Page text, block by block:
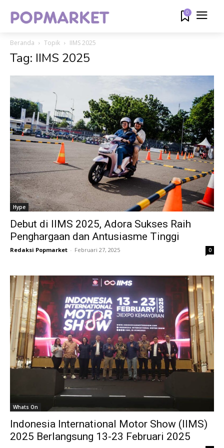
0
Beranda Topik IIMS 2025
Tag: IIMS 2025
Hype
Debut di IIMS 2025, Adora Sukses Raih
Penghargaan dan Antusiasme Tinggi
Redaksi Popmarket - Februari 27, 2025 0
Whats On
Indonesia International Motor Show (IIMS)
2025 Berlangsung 13-23 Februari 2025